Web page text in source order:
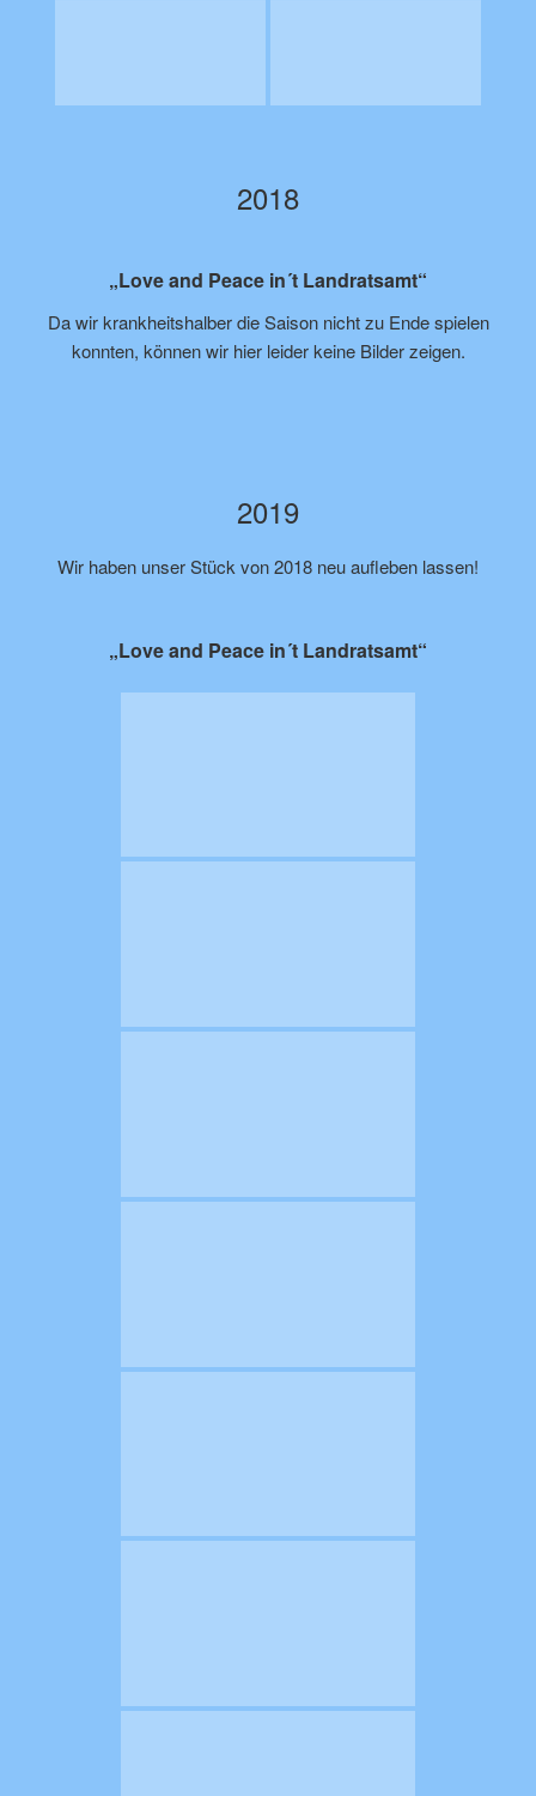
2018
„Love and Peace in´t Landratsamt“
Da wir krankheitshalber die Saison nicht zu Ende spielen
konnten, können wir hier leider keine Bilder zeigen.
2019
Wir haben unser Stück von 2018 neu aufleben lassen!
„Love and Peace in´t Landratsamt“